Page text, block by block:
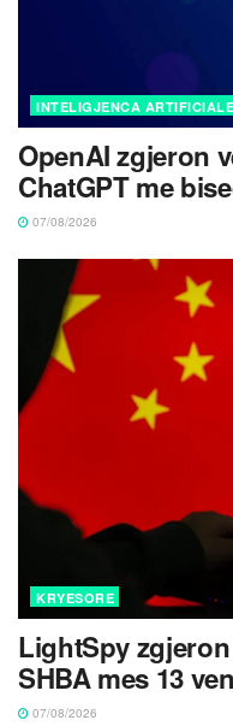
INTELIGJENCA ARTIFICIALE
OpenAI zgjeron
ChatGPT me
07/08/2026
KRYESORE
LightSpy
SHBA mes 13
07/08/2026